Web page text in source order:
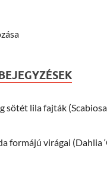
sötét lila fajták
formájú virágai (Dahlia